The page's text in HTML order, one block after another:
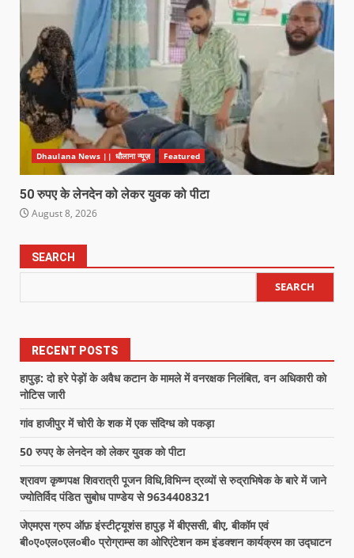
Dhaulana News || धौलाना न्यूज़ Featured
50 रुपए के लेनदेन को लेकर युवक को पीटा
August 8, 2026
SEARCH
SEARCH
RECENT POSTS
हापुड़: दो हरे पेड़ों के अवैध कटान के मामले में वनरक्षक निलंबित, वन अधिकारी को
नोटिस जारी
गांव हाजीपुर में चोरी के शक में एक संदिग्ध को पकड़ा
50 रुपए के लेनदेन को लेकर युवक को पीटा
श्रावण कृष्णपक्ष शिवरात्री पूजन विधि,विभिन्न द्रव्यों से रुद्राभिषेक के बारे में जाने
ज्योतिर्विद पंडित सुबोध पाण्डेय से 9634408321
जेएमएस ग्रुप ऑफ़ इंस्टीट्यूशंस हापुड़ में बीएससी, बीए, बीकॉम एवं
बी०ए०एल०एल०बी० प्रोग्राम्स का ओरिएंटेशन कम इंडक्शन कार्यक्रम का उद्घाटन